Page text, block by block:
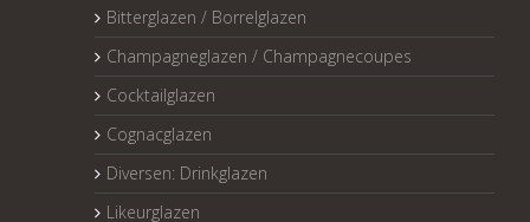
Bitterglazen / Borrelglazen
Champagneglazen / Champagnecoupes
Cocktailglazen
Cognacglazen
Diversen: Drinkglazen
Likeurglazen